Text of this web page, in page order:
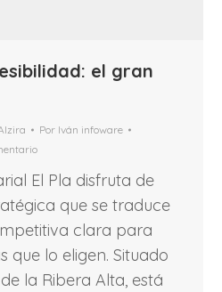
el gran
Por Iván infoware
El Pla disfruta de
que se traduce
clara para
que lo eligen. Situado
la Ribera Alta, está